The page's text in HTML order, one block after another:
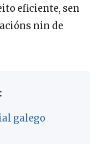
eficiente, sen
nin de
galego